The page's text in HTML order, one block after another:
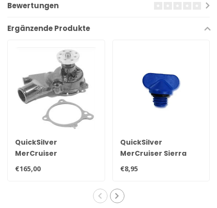
Bewertungen
Ergänzende Produkte
QuickSilver
MerCruiser
Wasserpumpe für 2,5
und 3,0 Liter Motoren
€165,00
QuickSilver
MerCruiser Sierra
Ablassschraube 22-
806608A02 8M0119211
€8,95